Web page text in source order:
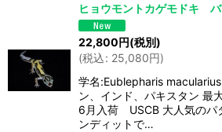
ヒョウモントカゲモドキ
22,800円(税別)
(税込: 25,080円)
学名:Eublepharis
ン、インド、パキスタン 最
6月入荷 USCB 大人気のパ
ンディットで…